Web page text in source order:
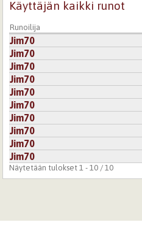
Käyttäjän kaikki runot
Runoilija
Jim70
Jim70
Jim70
Jim70
Jim70
Jim70
Jim70
Jim70
Jim70
Jim70
Näytetään tulokset 1 - 10 / 10